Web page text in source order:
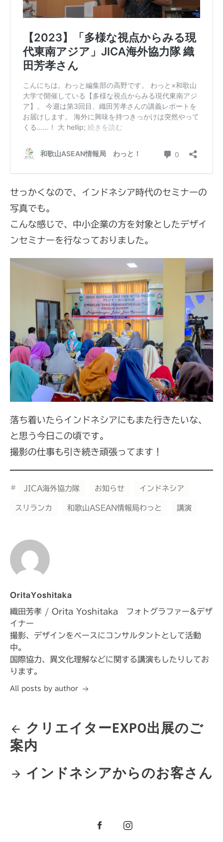
せっかくなので、インドネシア時代のセミナーの
写真でも。
こんな感じで、中小企業の方を対象としたデザイ
ンセミナーを行なっておりました。
落ち着いたらインドネシアにもまた行きたいな、
と思う今日この頃です。
撮影の仕事も引き続き頑張ってます！
TagsJICA海外協力隊 お知らせ インドネシア
スリランカ 和歌山ASEAN情報局わっと 講演
OritaYoshitaka
織田芳孝 / Orita Yoshitaka フォトグラファー&デザ
イナー
撮影、デザインをベースにコンサルタントとして活動
中。
国際協力、異文化理解などに関する講演もしたりしてお
ります。
All posts by author
クリエイターEXPO出展のご
案内
インドネシアからのお客さん
FacebookInstagram